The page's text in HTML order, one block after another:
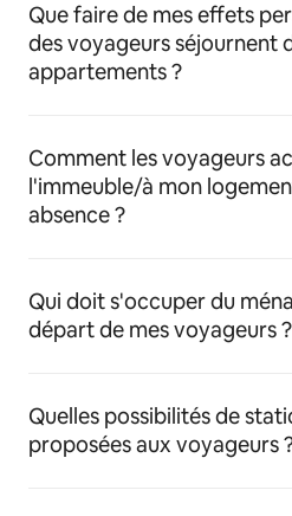
Que faire de mes effets
des voyageurs séjournent
appartements ?
Comment les voyageurs
l'immeuble/à mon
absence ?
Qui doit s'occuper du
départ de mes voyageurs ?
Quelles possibilités de
proposées aux voyageurs